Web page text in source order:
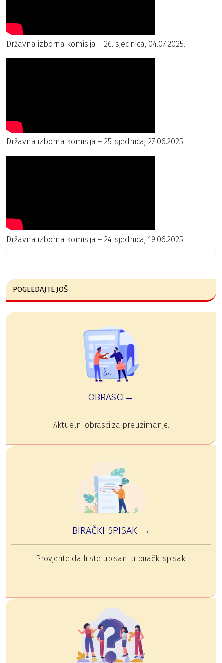
Državna izborna komisija – 26. sjednica, 04.07.2025.
Državna izborna komisija – 25. sjednica, 27.06.2025.
Državna izborna komisija – 24. sjednica, 19.06.2025.
POGLEDAJTE JOŠ
OBRASCI→
Aktuelni obrasci za preuzimanje.
BIRAČKI SPISAK →
Provjerite da li ste upisani u birački spisak.